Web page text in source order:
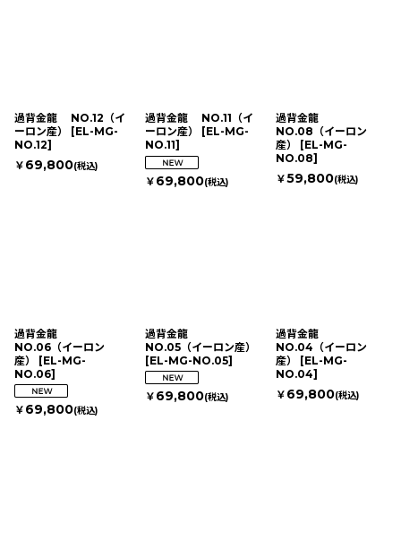
過背金龍 NO.12（イ
ーロン産）
[EL-MG-
NO.12]
￥ 69,800(税込)
過背金龍 NO.11（イ
ーロン産）
[EL-MG-
NO.11]
￥ 69,800(税込)
過背金龍
NO.08（イーロン
産）
[EL-MG-
NO.08]
￥59,800(税込)
過背金龍
NO.06（イーロン
産）
[EL-MG-
NO.06]
￥ 69,800(税込)
過背金龍
NO.05（イーロン産）
[EL-MG-NO.05]
￥ 69,800(税込)
過背金龍
NO.04（イーロン
産）
[EL-MG-
NO.04]
￥ 69,800(税込)